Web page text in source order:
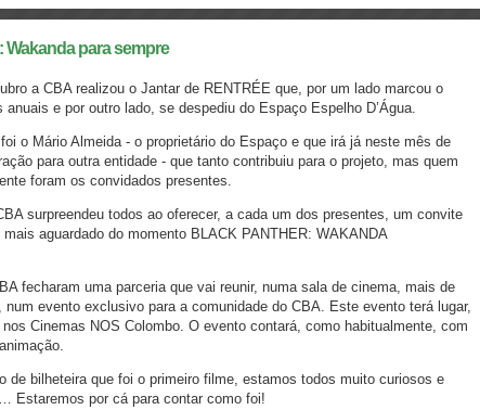
para sempre
a CBA realizou o Jantar de RENTRÉE que, por um lado marcou o
e por outro lado, se despediu do Espaço Espelho D’Água.
o Mário Almeida - o proprietário do Espaço e que irá já neste mês de
para outra entidade - que tanto contribuiu para o projeto, mas quem
foram os convidados presentes.
surpreendeu todos ao oferecer, a cada um dos presentes, um convite
aguardado do momento BLACK PANTHER: WAKANDA
fecharam uma parceria que vai reunir, numa sala de cinema, mais de
evento exclusivo para a comunidade do CBA. Este evento terá lugar,
Cinemas NOS Colombo. O evento contará, como habitualmente, com
de bilheteira que foi o primeiro filme, estamos todos muito curiosos e
Estaremos por cá para contar como foi!